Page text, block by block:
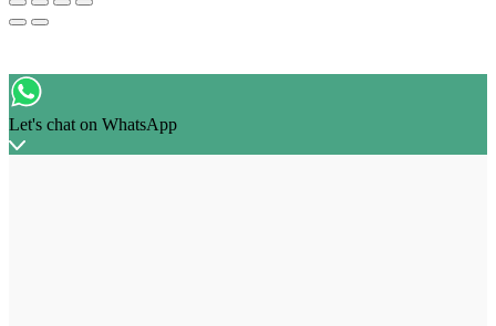
Let's chat on WhatsApp